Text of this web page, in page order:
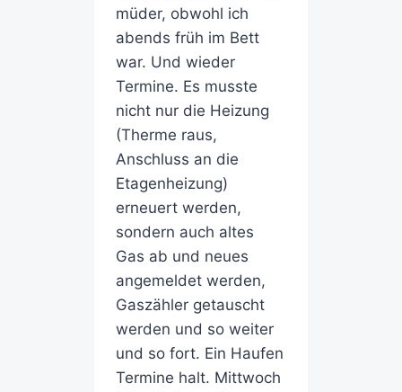
müder, obwohl ich
abends früh im Bett
war. Und wieder
Termine. Es musste
nicht nur die Heizung
(Therme raus,
Anschluss an die
Etagenheizung)
erneuert werden,
sondern auch altes
Gas ab und neues
angemeldet werden,
Gaszähler getauscht
werden und so weiter
und so fort. Ein Haufen
Termine halt. Mittwoch